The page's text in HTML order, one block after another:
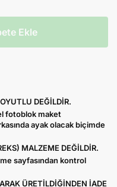
Ekle
DEĞİLDİR.
fotoblok maket
ayak olacak biçimde
MALZEME DEĞİLDİR.
sayfasından kontrol
ÜRETİLDİĞİNDEN İADE